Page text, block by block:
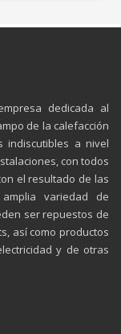
dedicada al
de la calefacción
indiscutibles a nivel
con todos
el resultado de las
variedad de
ser repuestos de
así como productos
y de otras